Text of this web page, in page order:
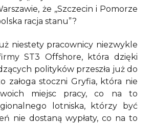
że ,,Szczecin i Pomorze
polska racja stanu”?
niestety pracownicy niezwykle
ST3 Offshore, która dzięki
polityków przeszła już do
załoga stoczni Gryfia, która nie
miejsc pracy, co na to
lotniska, którzy być
nie dostaną wypłaty, co na to